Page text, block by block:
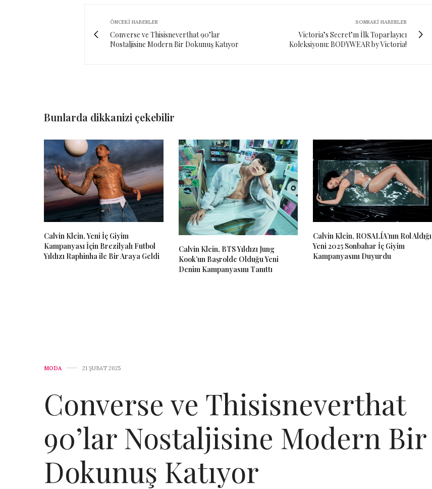
ÖNCEKI HABERLER
Converse ve Thisisneverthat 90’lar
Nostaljisine Modern Bir Dokunuş Katıyor
SONRAKI HABERLER
Victoria’s Secret’ın İlk Toparlayıcı
Koleksiyonu: BODYWEAR by Victoria!
Bunlarda dikkanizi çekebilir
Calvin Klein, Yeni İç Giyim
Kampanyası İçin Brezilyalı Futbol
Yıldızı Raphinha ile Bir Araya Geldi
Calvin Klein, BTS Yıldızı Jung
Kook’un Başrolde Olduğu Yeni
Denim Kampanyasını Tanıttı
Calvin Klein, ROSALÍA’nın Rol Aldığı
Yeni 2025 Sonbahar İç Giyim
Kampanyasını Duyurdu
MODA 21 ŞUBAT 2025
Converse ve Thisisneverthat
90’lar Nostaljisine Modern Bir
Dokunuş Katıyor